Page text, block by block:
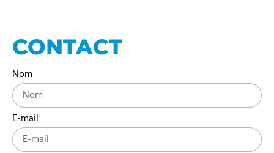
CONTACT
Nom
E-mail